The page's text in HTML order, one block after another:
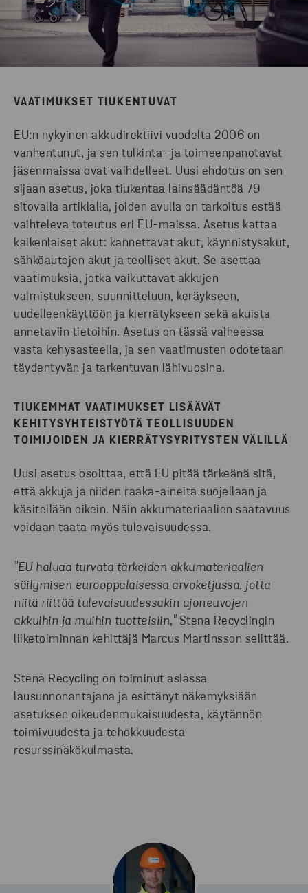
VAATIMUKSET TIUKENTUVAT
EU:n nykyinen akkudirektiivi vuodelta 2006 on
vanhentunut, ja sen tulkinta- ja toimeenpanotavat
jäsenmaissa ovat vaihdelleet. Uusi ehdotus on sen
sijaan asetus, joka tiukentaa lainsäädäntöä 79
sitovalla artiklalla, joiden avulla on tarkoitus estää
vaihteleva toteutus eri EU-maissa. Asetus kattaa
kaikenlaiset akut: kannettavat akut, käynnistysakut,
sähköautojen akut ja teolliset akut. Se asettaa
vaatimuksia, jotka vaikuttavat akkujen
valmistukseen, suunnitteluun, keräykseen,
uudelleenkäyttöön ja kierrätykseen sekä akuista
annetaviin tietoihin. Asetus on tässä vaiheessa
vasta kehysasteella, ja sen vaatimusten odotetaan
täydentyvän ja tarkentuvan lähivuosina.
TIUKEMMAT VAATIMUKSET LISÄÄVÄT
KEHITYSYHTEISTYÖTÄ TEOLLISUUDEN
TOIMIJOIDEN JA KIERRÄTYSYRITYSTEN VÄLILLÄ
Uusi asetus osoittaa, että EU pitää tärkeänä sitä,
että akkuja ja niiden raaka-aineita suojellaan ja
käsitellään oikein. Näin akkumateriaalien saatavuus
voidaan taata myös tulevaisuudessa.
"EU haluaa turvata tärkeiden akkumateriaalien
säilymisen eurooppalaisessa arvoketjussa, jotta
niitä riittää tulevaisuudessakin ajoneuvojen
akkuihin ja muihin tuotteisiin,"Stena Recyclingin
liiketoiminnan kehittäjä Marcus Martinsson selittää.
Stena Recycling on toiminut asiassa
lausunnonantajana ja esittänyt näkemyksiään
asetuksen oikeudenmukaisuudesta, käytännön
toimivuudesta ja tehokkuudesta
resurssinäkökulmasta.